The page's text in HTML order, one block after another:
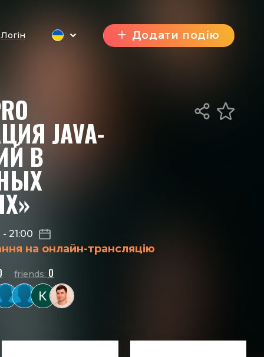
Логін Додати подію
JAVA-
В
- 21:00
на онлайн-трансляцію
friends: 0